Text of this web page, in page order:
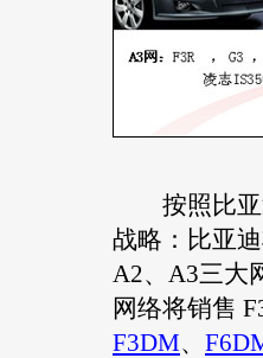
按照 比
战略： 比亚迪
A2、A3三大
网络将销售
F3DM、